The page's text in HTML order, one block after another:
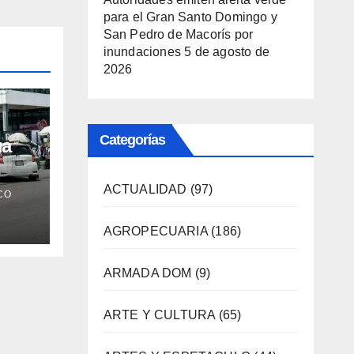
para el Gran Santo Domingo y
San Pedro de Macorís por
inundaciones 5 de agosto de
2026
Categorías
ACTUALIDAD (97)
AGROPECUARIA(186)
ARMADA DOM (9)
ARTE Y CULTURA (65)